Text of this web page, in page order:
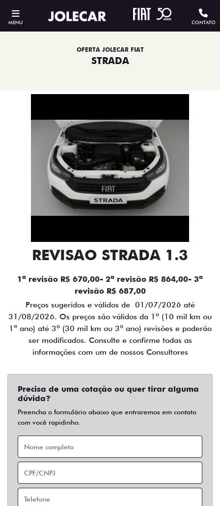
MENU CONTATO
OFERTA JOLECAR FIAT
STRADA
REVISAO STRADA 1.3
1ª revisão R$ 670,00- 2ª revisão R$ 864,00- 3ª
revisão R$ 687,00
Preços sugeridos e válidos de 01/07/2026 até
31/08/2026. Os preços são válidos da 1º (10 mil km ou
1ª ano) até 3º (30 mil km ou 3º ano) revisões e poderão
ser modificados. Consulte e confirme todas as
informações com um de nossos Consultores
Precisa de uma cotação ou quer tirar alguma
dúvida?
Preencha o formulário abaixo que entraremos em contato
com você rapidinho.